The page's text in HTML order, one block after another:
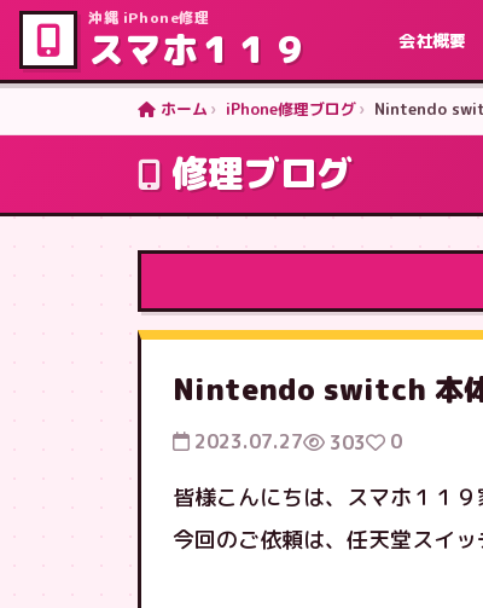
沖縄 iPhone修理
スマホ１１９ 会社概要
ホーム iPhone修理ブログ Nintendo
修理ブログ
Nintendo switch 本体
2023.07.27 303 0
皆様こんにちは、スマホ１１９
今回のご依頼は、任天堂スイッ